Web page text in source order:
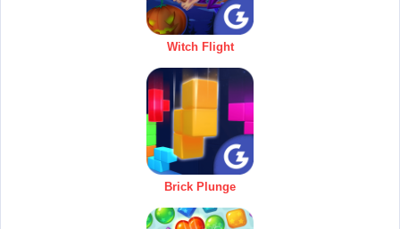
Witch Flight
Brick Plunge